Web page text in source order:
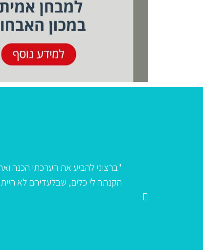
ולפסיכולוג התעסוקתי של מכון הדס. נשלחתי
המיון, ועל כך – תודות. אני ממליצה לכל עובד שמוזמן
מלאה במכון הדס. יישר כח!"